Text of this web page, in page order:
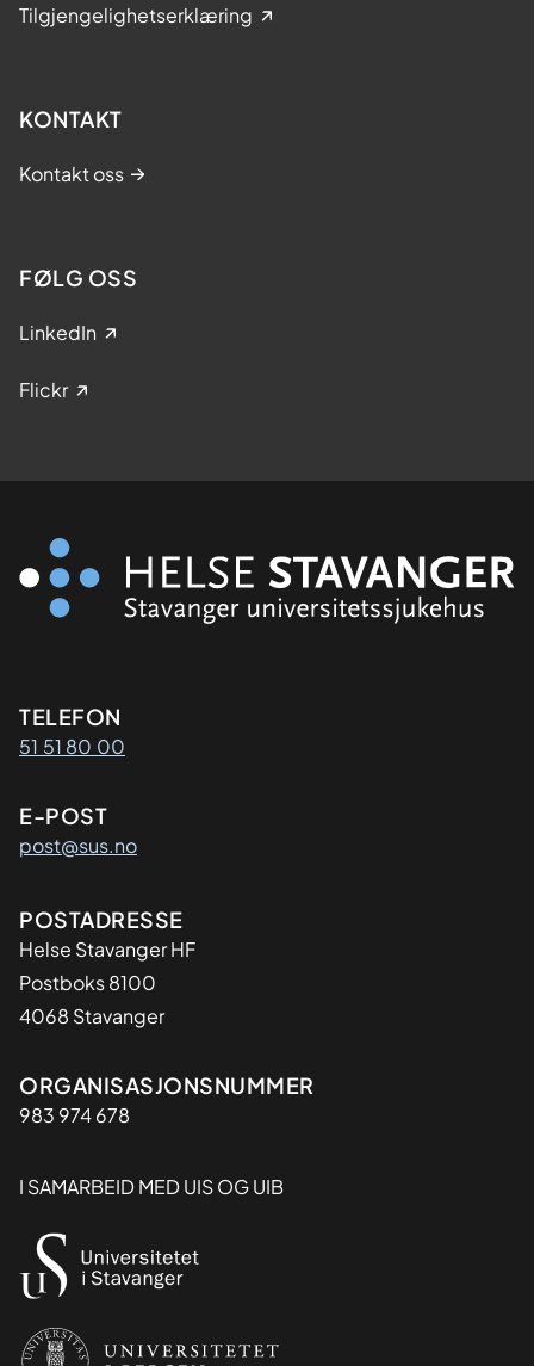
Tilgjengelighetserklæring
KONTAKT
Kontakt oss
FØLG OSS
LinkedIn
Flickr
Kontaktinformasjon
TELEFON
51 51 80 00
E-POST
post@sus.no
Adresse
POSTADRESSE
Helse Stavanger HF
Postboks 8100
4068 Stavanger
Organisasjon
ORGANISASJONSNUMMER
983 974 678
I SAMARBEID MED UIS OG UIB